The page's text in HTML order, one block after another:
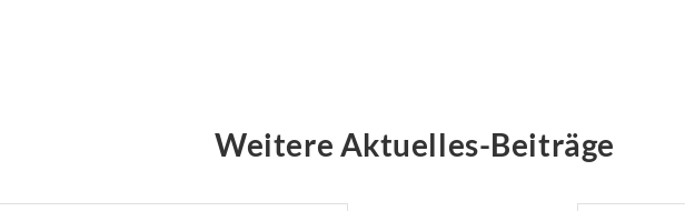
Weitere Aktuelles-Beiträge